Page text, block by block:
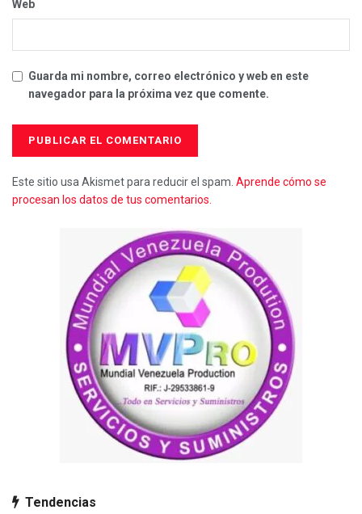
Web
Guarda mi nombre, correo electrónico y web en este
navegador para la próxima vez que comente.
Este sitio usa Akismet para reducir el spam. Aprende cómo se
procesan los datos de tus comentarios.
Tendencias